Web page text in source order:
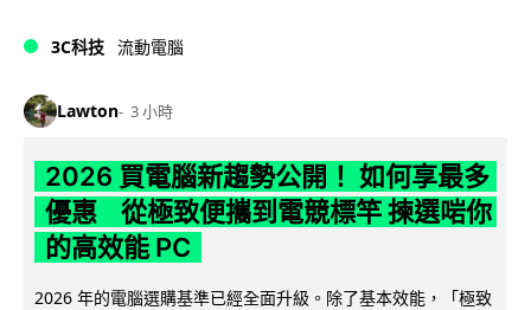
3C科技 流動電腦
Lawton 3 小時
2026 買電腦新趨勢公開！ 如何享最多
優惠 從極致便攜到電競標竿 揀選啱你
的高效能 PC
2026 年的電腦選購基準已經全面升級。除了基本效能，「極致